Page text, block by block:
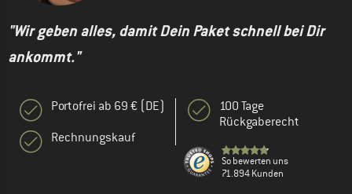
"Wir geben alles, damit Dein Paket schnell bei Dir
ankommt."
Portofrei ab 69 € (DE)
Rechnungskauf
100 Tage
Rückgaberecht
So bewerten uns
71.894 Kunden